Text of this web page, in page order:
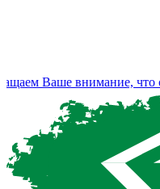
Ваше внимание, что с